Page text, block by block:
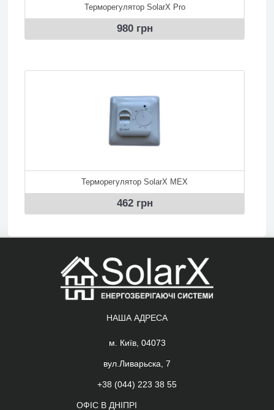
Терморегулятор SolarX Pro
980 грн
Терморегулятор SolarX MEX
462 грн
НАША АДРЕСА
м. Київ, 04073
вул.Ливарьска, 7
+38 (044) 223 38 55
ОФІС В ДНІПРІ